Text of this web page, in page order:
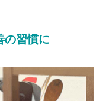
の習慣に